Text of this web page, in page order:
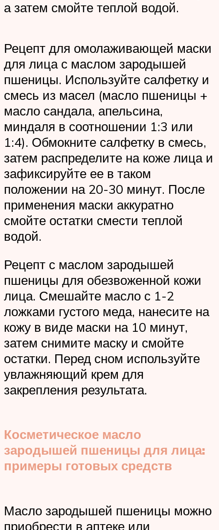
а затем смойте теплой водой.
Рецепт для омолаживающей маски
для лица с маслом зародышей
пшеницы. Используйте салфетку и
смесь из масел (масло пшеницы +
масло сандала, апельсина,
миндаля в соотношении 1:3 или
1:4). Обмокните салфетку в смесь,
затем распределите на коже лица и
зафиксируйте ее в таком
положении на 20-30 минут. После
применения маски аккуратно
смойте остатки смести теплой
водой.
Рецепт с маслом зародышей
пшеницы для обезвоженной кожи
лица. Смешайте масло с 1-2
ложками густого меда, нанесите на
кожу в виде маски на 10 минут,
затем снимите маску и смойте
остатки. Перед сном используйте
увлажняющий крем для
закрепления результата.
Косметическое масло
зародышей пшеницы для лица:
примеры готовых средств
Масло зародышей пшеницы можно
приобрести в аптеке или